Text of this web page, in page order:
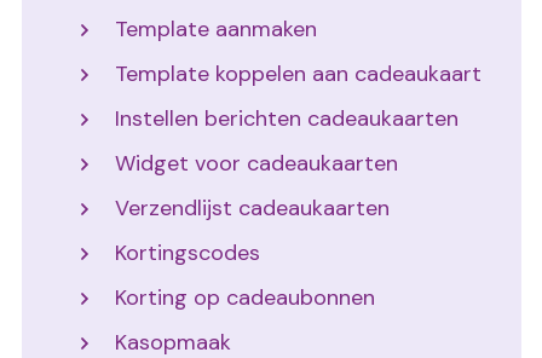
Template aanmaken
Template koppelen aan cadeaukaart
Instellen berichten cadeaukaarten
Widget voor cadeaukaarten
Verzendlijst cadeaukaarten
Kortingscodes
Korting op cadeaubonnen
Kasopmaak